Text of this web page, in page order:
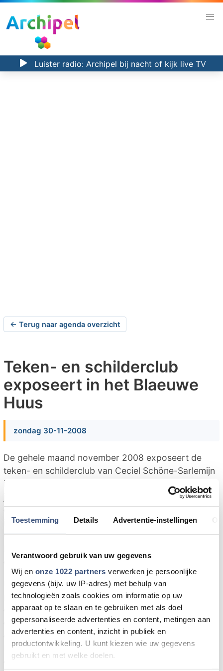
Toestemming Details Advertentie-instellingen
Verantwoord gebruik van uw gegevens
Wij en onze 1022 partners verwerken je persoonlijke
gegevens (bijv. uw IP-adres) met behulp van
technologieën zoals cookies om informatie op uw
apparaat op te slaan en te gebruiken met als doel
gepersonaliseerde advertenties en content, metingen aan
advertenties en content, inzicht in publiek en
productontwikkeling. U kunt kiezen wie uw gegevens
gebruikt en met welke doelen.
Luister radio: Archipel bij nacht of kijk live TV
← Terug naar agenda overzicht
Teken- en schilderclub
exposeert in het Blaeuwe
Huus
zondag 30-11-2008
De gehele maand november 2008 exposeert de
teken- en schilderclub van Ceciel Schöne-Sarlemijn
in het V.V.V. kantoor 't Blaeuwe Huus te Ouddorp. Al
jaren geeft Ceciel les aan kinderen en volwassenen
en sinds enkele jaren vindt dat plaats in haar atelier
in Goedereede. "De drempel ligt niet hoog", vertelt
Ceciel. "Het gaat erom dat de mensen plezier
daarbij."
Er wordt met allerlei materiaal gewerkt(houtskool,
pastel, inkt, acryl). De volwassenen werken meestal
een eigen plan uit; de kinderen werken via een
opdracht. De volwassenen hebben voor deze
expositie bijna allemaal een acryldoek ingeleverd.
De kinderen hebben eerst buiten in Goedereede
getekend en naar aanleiding daarvan en